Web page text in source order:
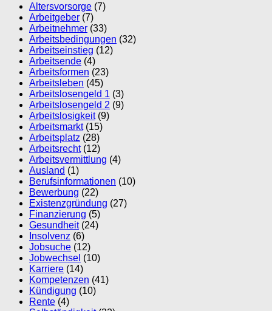
Altersvorsorge (7)
Arbeitgeber (7)
Arbeitnehmer (33)
Arbeitsbedingungen (32)
Arbeitseinstieg (12)
Arbeitsende (4)
Arbeitsformen (23)
Arbeitsleben (45)
Arbeitslosengeld 1 (3)
Arbeitslosengeld 2 (9)
Arbeitslosigkeit(9)
Arbeitsmarkt(15)
Arbeitsplatz (28)
Arbeitsrecht(12)
Arbeitsvermittlung (4)
Ausland (1)
Berufsinformationen (10)
Bewerbung (22)
Existenzgründung (27)
Finanzierung (5)
Gesundheit(24)
Insolvenz (6)
Jobsuche (12)
Jobwechsel (10)
Karriere (14)
Kompetenzen (41)
Kündigung (10)
Rente (4)